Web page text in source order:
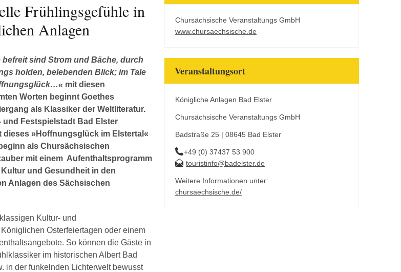
Frühlingsgefühle in
Anlagen
befreit sind Strom und Bäche, durch
holden, belebenden Blick; im Tale
mit diesen
Worten beginnt Goethes
als Klassiker der Weltliteratur.
und Festspielstadt Bad Elster
dieses »Hoffnungsglück im Elstertal«
als Chursächsischen
mit einem Aufenthaltsprogramm
und Gesundheit in den
Anlagen des Sächsischen
Kultur- und
Osterfeiertagen oder einem
So können die Gäste in
im historischen Albert Bad
in der funkelnden Lichterwelt bewusst
Chursächsische Veranstaltungs GmbH
www.chursaechsische.de
Veranstaltungsort
Königliche Anlagen Bad Elster
Chursächsische Veranstaltungs GmbH
Badstraße 25 | 08645 Bad Elster
+49 (0) 37437 53 900
touristinfo@badelster.de
Weitere Informationen unter:
chursaechsische.de/